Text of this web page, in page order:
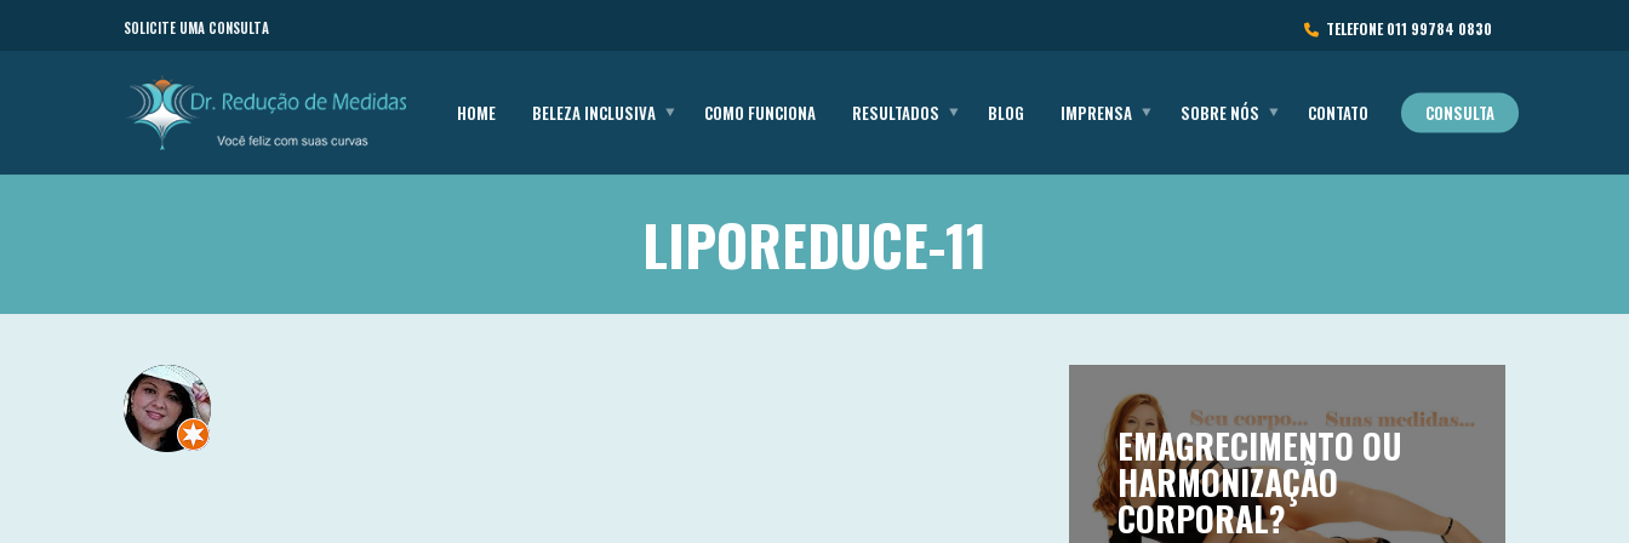
SOLICITE UMA CONSULTA TELEFONE011 99784 0830
HOME BELEZA INCLUSIVA COMO FUNCIONA RESULTADOS BLOG IMPRENSA SOBRE NÓS CONTATO CONSULTA
LIPOREDUCE-11
EMAGRECIMENTO OU
HARMONIZAÇÃO
CORPORAL?